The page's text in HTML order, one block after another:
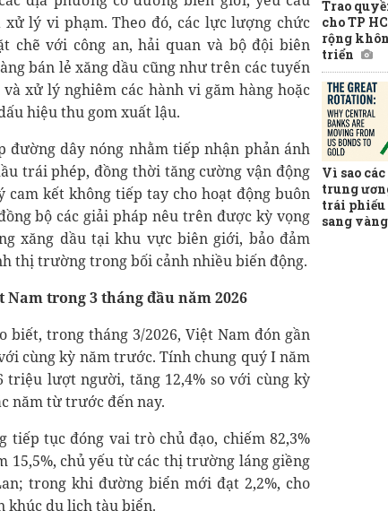
lý vi phạm. Theo đó, các lực lượng chức
chẽ với công an, hải quan và bộ đội biên
bán lẻ xăng dầu cũng như trên các tuyến
xử lý nghiêm các hành vi găm hàng hoặc
hiệu thu gom xuất lậu.
đường dây nóng nhằm tiếp nhận phản ánh
trái phép, đồng thời tăng cường vận động
cam kết không tiếp tay cho hoạt động buôn
bộ các giải pháp nêu trên được kỳ vọng
xăng dầu tại khu vực biên giới, bảo đảm
thị trường trong bối cảnh nhiều biến động.
trong 3 tháng đầu năm 2026
biết, trong tháng 3/2026, Việt Nam đón gần
cùng kỳ năm trước. Tính chung quý I năm
triệu lượt người, tăng 12,4% so với cùng kỳ
năm từ trước đến nay.
tiếp tục đóng vai trò chủ đạo, chiếm 82,3%
15,5%, chủ yếu từ các thị trường láng giềng
trong khi đường biển mới đạt 2,2%, cho
khúc du lịch tàu biển.
Trao
cho TP
rộng
triển
Vì sao
trung
trái phiếu
sang